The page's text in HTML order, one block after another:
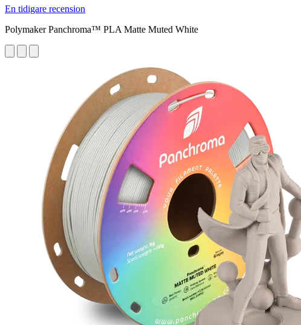
En tidigare recension
Polymaker Panchroma™ PLA Matte Muted White